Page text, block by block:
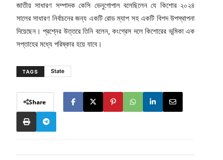
জাতীয় সাধারণ সম্পাদক কেসি ভেনুগোপাল বলেছিলেন যে কিশোর ২০২৪
সালের সাধারণ নির্বাচনের জন্য একটি রোড ম্যাপ সহ একটি বিশদ উপস্থাপনা
দিয়েছেন। প্রশ্নের উত্তরে তিনি বলেন, কংগ্রেস দলে কিশোরের ভূমিকা এক
সপ্তাহের মধ্যে পরিষ্কার হয়ে যাবে।
TAGS State
Share